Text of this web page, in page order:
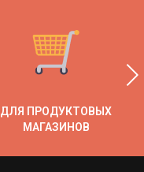
ДЛЯ ПРОДУКТОВЫХ
МАГАЗИНОВ